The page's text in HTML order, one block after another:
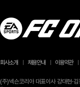
회사소개 채용안내 이용약관
(주)넥슨코리아 대표이사 강대